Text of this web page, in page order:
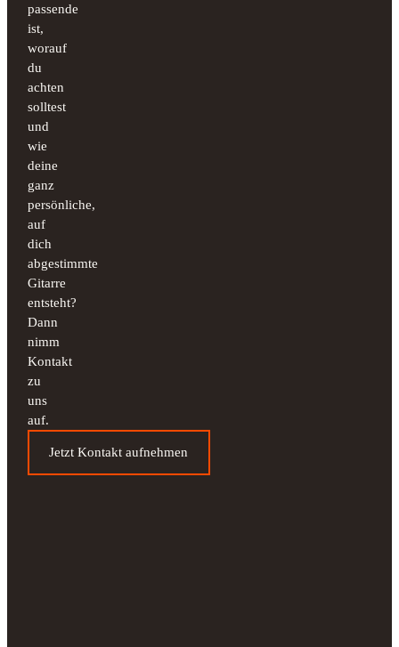
passende
ist,
worauf
du
achten
solltest
und
wie
deine
ganz
persönliche,
auf
dich
abgestimmte
Gitarre
entsteht?
Dann
nimm
Kontakt
zu
uns
auf.
Jetzt Kontakt aufnehmen